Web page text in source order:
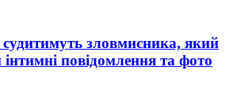
зловмисника, який
повідомлення та фото